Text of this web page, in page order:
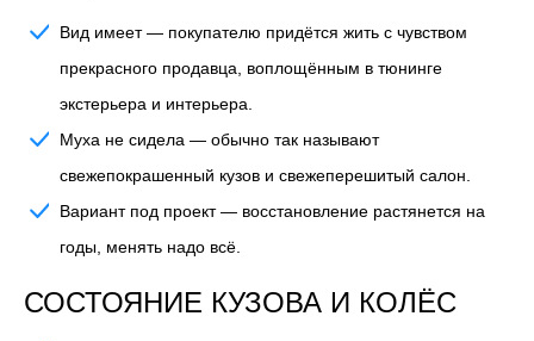
Вид имеет— покупателю придётся жить с чувством
прекрасного продавца, воплощённым в тюнинге
экстерьера и интерьера.
Муха не сидела — обычно так называют
свежепокрашенный кузов и свежеперешитый салон.
Вариант под проект— восстановление растянется на
годы, менять надо всё.
СОСТОЯНИЕ КУЗОВА И КОЛЁС